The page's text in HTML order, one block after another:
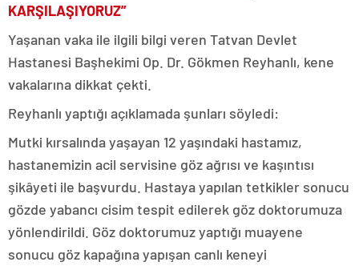
KARŞILAŞIYORUZ”
Yaşanan vaka ile ilgili bilgi veren Tatvan Devlet
Hastanesi Başhekimi Op. Dr. Gökmen Reyhanlı, kene
vakalarına dikkat çekti.
Reyhanlı yaptığı açıklamada şunları söyledi:
Mutki kırsalında yaşayan 12 yaşındaki hastamız,
hastanemizin acil servisine göz ağrısı ve kaşıntısı
şikâyeti ile başvurdu. Hastaya yapılan tetkikler sonucu
gözde yabancı cisim tespit edilerek göz doktorumuza
yönlendirildi. Göz doktorumuz yaptığı muayene
sonucu göz kapağına yapışan canlı keneyi